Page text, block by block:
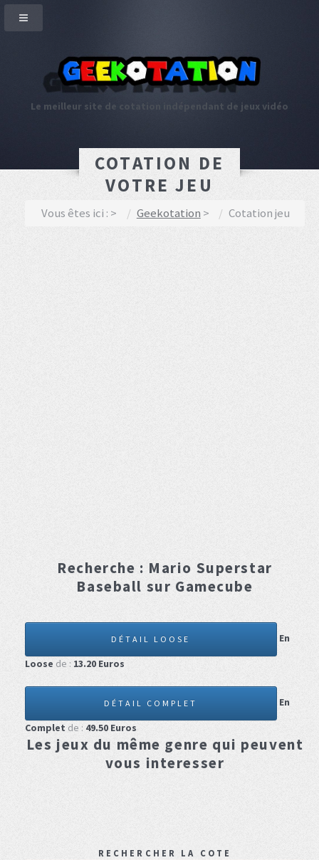
Le meilleur site de cotation indépendant de jeux vidéo
COTATION DE
VOTRE JEU
Vous êtes ici : Geekotation Cotation jeu
Recherche : Mario Superstar
Baseball sur Gamecube
DÉTAIL LOOSE
En
Loose de : 13.20 Euros
DÉTAIL COMPLET
En
Complet de : 49.50 Euros
Les jeux du même genre qui peuvent
vous interesser
RECHERCHER LA COTE